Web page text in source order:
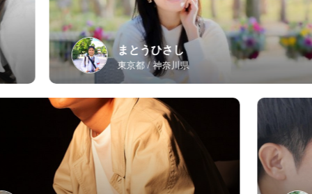
まとうひさし
東京都 神奈川県